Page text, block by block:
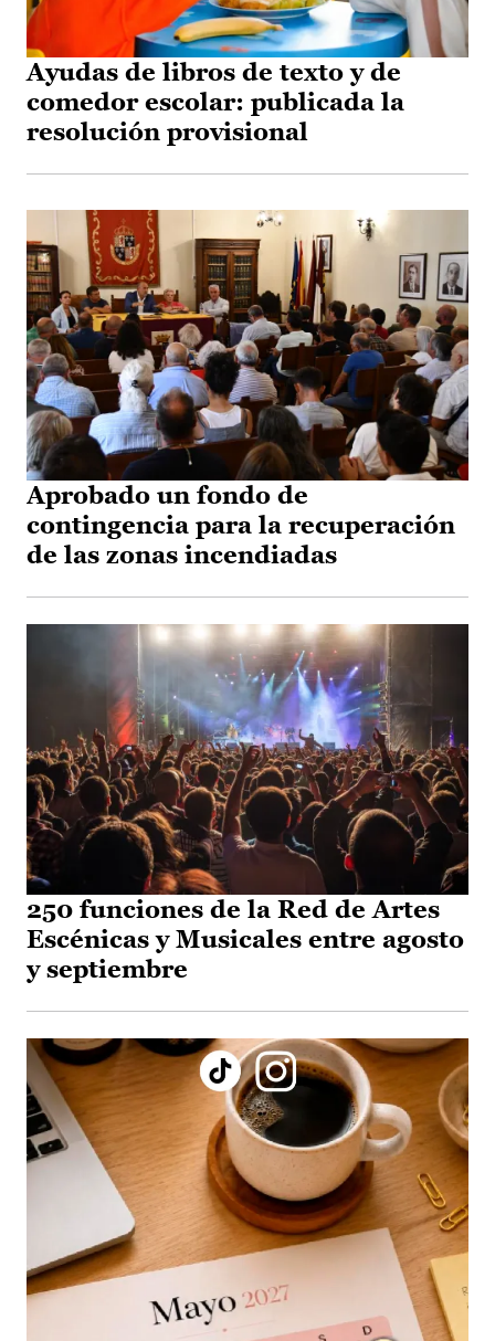
Ayudas de libros de texto y de
comedor escolar: publicada la
resolución provisional
Aprobado un fondo de
contingencia para la recuperación
de las zonas incendiadas
250 funciones de la Red de Artes
Escénicas y Musicales entre agosto
y septiembre